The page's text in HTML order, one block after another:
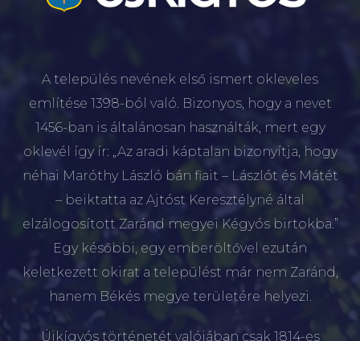
A település nevének első ismert okleveles
említése 1398-ból való. Bizonyos, hogy a nevet
1456-ban is általánosan használták, mert egy
oklevél így ír: „Az aradi káptalan bizonyítja, hogy
néhai Maróthy László bán fiait – Lászlót és Mátét
– beiktatta az Ajtóst Keresztélyné által
elzálogosított Zaránd megyei Kégyós birtokba.”
Egy későbbi, egy emberöltővel ezután
keletkezett okirat a települést már nem Zaránd,
hanem Békés megye területére helyezi.
Újkígyós történetét valójában csak 1814-es